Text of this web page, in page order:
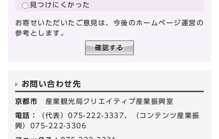
見つけにくかった
お寄せいただいたご意見は、今後のホームページ運営の
参考とします。
お問い合わせ先
京都市 産業観光局クリエイティブ産業振興室
電話：
（代表）075-222-3337、（コンテンツ産業振
興）075-222-3306